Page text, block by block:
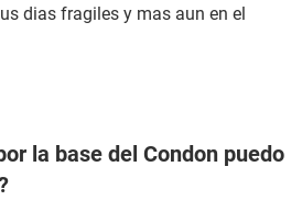
dias fragiles y mas aun en el
la base del Condon puedo